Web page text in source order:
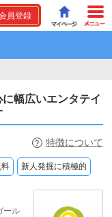
員登録
幅広いエンタテイ
? 特徴について
新人発掘に積極的
ール